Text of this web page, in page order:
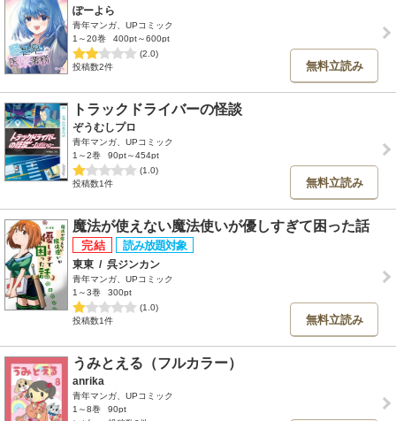
ぽーよら
青年マンガ、UPコミック
1～20巻
400pt～600pt
(2.0)
投稿数2件
無料立読み
トラックドライバーの怪談
ぞうむしプロ
青年マンガ、UPコミック
1～2巻
90pt～454pt
(1.0)
投稿数1件
無料立読み
魔法が使えない魔法使いが優しすぎて困った話
東東 / 呉ジンカン
青年マンガ、UPコミック
1～3巻
300pt
(1.0)
投稿数1件
無料立読み
うみとえる（フルカラー）
anrika
青年マンガ、UPコミック
1～8巻
90pt